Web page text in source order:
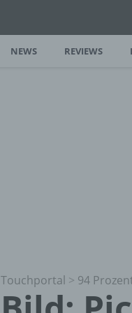
NEWS REVIEWS
Touchportal > 94